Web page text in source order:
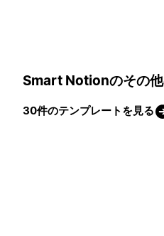
Smart Notionのその他
30件のテンプレートを見る